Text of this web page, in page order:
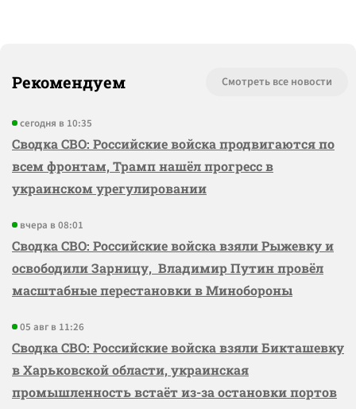
Рекомендуем Смотреть все новости
сегодня в 10:35
Сводка СВО: Российские войска продвигаются по
всем фронтам, Трамп нашёл прогресс в
украинском урегулировании
вчера в 08:01
Сводка СВО: Российские войска взяли Рыжевку и
освободили Зарницу, Владимир Путин провёл
масштабные перестановки в Минобороны
05 авг в 11:26
Сводка СВО: Российские войска взяли Бикташевку
в Харьковской области, украинская
промышленность встаёт из-за остановки портов